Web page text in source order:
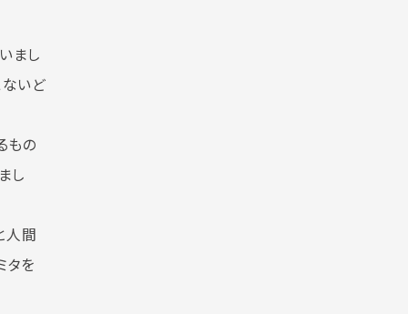
まし
いど
もの
し
人間
タを